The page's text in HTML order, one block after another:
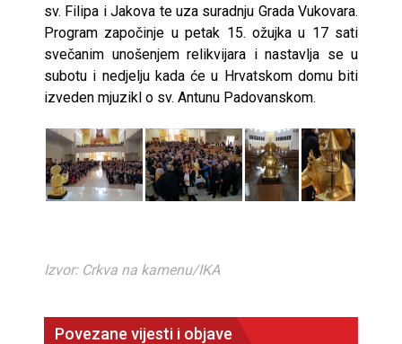
sv. Filipa i Jakova te uza suradnju Grada Vukovara.
Program započinje u petak 15. ožujka u 17 sati
svečanim unošenjem relikvijara i nastavlja se u
subotu i nedjelju kada će u Hrvatskom domu biti
izveden mjuzikl o sv. Antunu Padovanskom.
Izvor: Crkva na kamenu/IKA
Povezane vijesti i objave